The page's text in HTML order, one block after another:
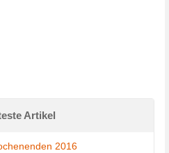
Artikel
2016